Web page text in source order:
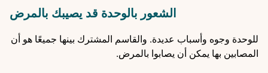
الشعور بالوحدة قد يصيبك بالمرض
للوحدة وجوه وأسباب عديدة. والقاسم المشترك بينها جميعًا هو أن
المصابين بها يمكن أن يصابوا بالمرض.